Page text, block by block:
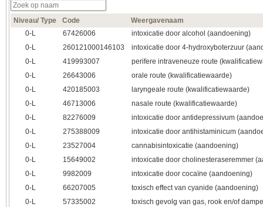
Niveau/ Type Code
Weergavenaam
0‑L
67426006
intoxicatie door alcohol (aandoening)
0‑L
260121000146103
intoxicatie door 4-hydroxyboterzuur
0‑L
419993007
perifere intraveneuze route
0‑L
26643006
orale route (kwalificatiewaarde)
0‑L
420185003
laryngeale route (kwalificatiewaarde)
0‑L
46713006
nasale route (kwalificatiewaarde)
0‑L
82276009
intoxicatie door antidepressivum
0‑L
275388009
intoxicatie door antihistaminicum
0‑L
23527004
cannabisintoxicatie (aandoening)
0‑L
15649002
intoxicatie door cholinesteraseremmer
0‑L
9982009
intoxicatie door cocaïne (aandoening)
0‑L
66207005
toxisch effect van cyanide (aandoening)
0‑L
57335002
toxisch gevolg van gas, rook en/of